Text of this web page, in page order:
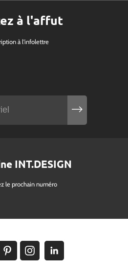
à l'affut
à l'infolettre
INT.DESIGN
le prochain numéro